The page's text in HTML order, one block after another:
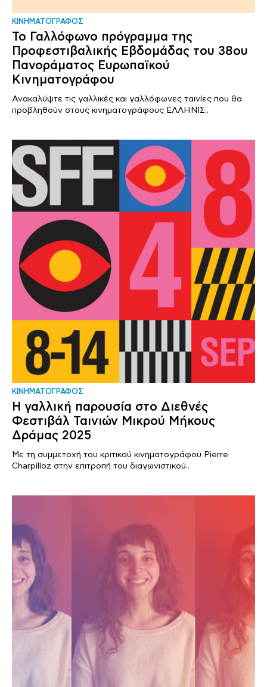
ΚΙΝΗΜΑΤΟΓΡΑΦΟΣ
Το Γαλλόφωνο πρόγραμμα της
Προφεστιβαλικής Εβδομάδας του 38ου
Πανοράματος Ευρωπαϊκού
Κινηματογράφου
Ανακαλύψτε τις γαλλικές και γαλλόφωνες ταινίες που θα
προβληθούν στους κινηματογράφους ΕΛΛΗΝΙΣ..
ΚΙΝΗΜΑΤΟΓΡΑΦΟΣ
Η γαλλική παρουσία στο Διεθνές
Φεστιβάλ Ταινιών Μικρού Μήκους
Δράμας 2025
Με τη συμμετοχή του κριτικού κινηματογράφου Pierre
Charpilloz στην επιτροπή του διαγωνιστικού..